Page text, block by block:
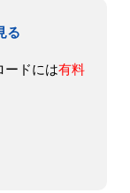
る
ードには有料